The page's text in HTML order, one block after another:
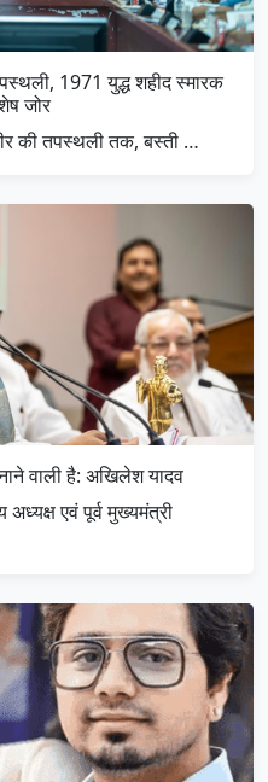
1971 युद्ध शहीद स्मारक
जोर
की तपस्थली तक, बस्ती …
वाली है: अखिलेश यादव
अध्यक्ष एवं पूर्व मुख्यमंत्री